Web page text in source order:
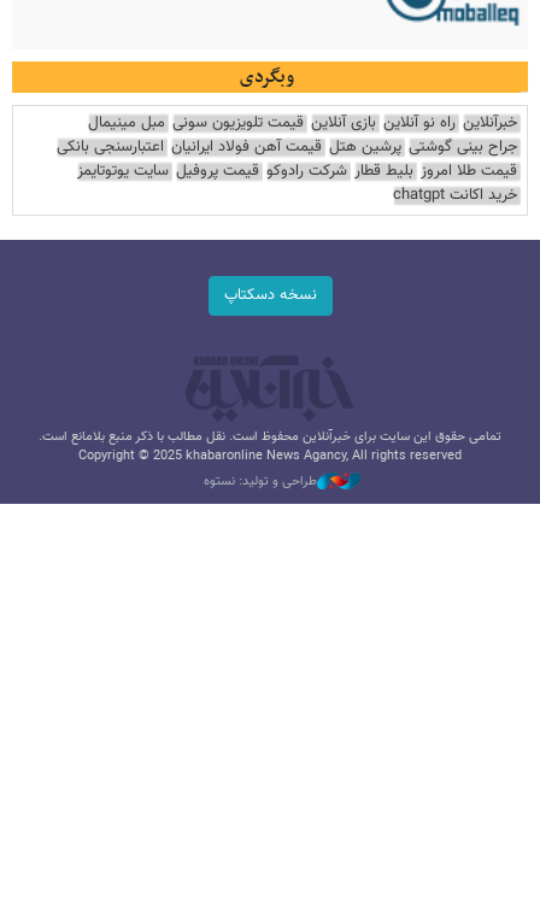
وبگردی
خبرآنلاین راه نو آنلاین بازی آنلاین قیمت تلویزیون سونی مبل مینیمال
جراح بینی گوشتی پرشین هتل قیمت آهن فولاد ایرانیان اعتبارسنجی بانکی
قیمت طلا امروز بلیط قطار شرکت رادوکو قیمت پروفیل سایت یوتوتایمز
خرید اکانت chatgpt
نسخه دسکتاپ
تمامی حقوق این سایت برای خبرآنلاین محفوظ است. نقل مطالب با ذکر منبع بلامانع است.
Copyright © 2025 khabaronline News Agancy, All rights reserved
طراحی و تولید: نستوه